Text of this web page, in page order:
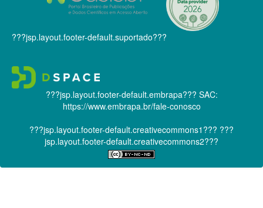
???jsp.layout.footer-default.suportado???
???jsp.layout.footer-default.embrapa??? SAC:
https://www.embrapa.br/fale-conosco
???jsp.layout.footer-default.creativecommons1??? ???
jsp.layout.footer-default.creativecommons2???